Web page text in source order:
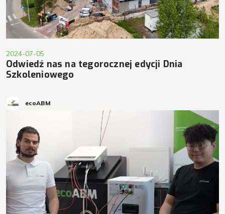
2024-07-05
Odwiedź nas na tegorocznej edycji Dnia
Szkoleniowego
ecoABM